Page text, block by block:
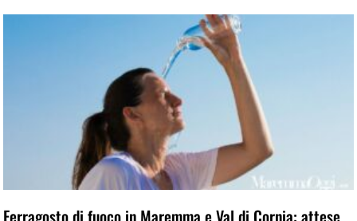
Ferragosto di fuoco in Maremma e Val di Cornia: attese